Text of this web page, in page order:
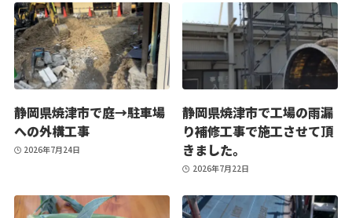
静岡県焼津市で庭→駐車場
への外構工事
2026年7月24日
静岡県焼津市で工場の雨漏
り補修工事で施工させて頂
きました。
2026年7月22日